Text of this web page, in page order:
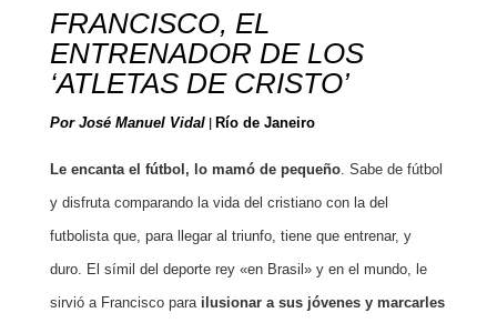
FRANCISCO, EL
ENTRENADOR DE LOS
‘ATLETAS DE CRISTO’
Por José Manuel Vidal| Río de Janeiro
Le encanta el fútbol, lo mamó de pequeño. Sabe de fútbol
y disfruta comparando la vida del cristiano con la del
futbolista que, para llegar al triunfo, tiene que entrenar, y
duro. El símil del deporte rey «en Brasil» y en el mundo, le
sirvió a Francisco para ilusionar a sus jóvenes y marcarles